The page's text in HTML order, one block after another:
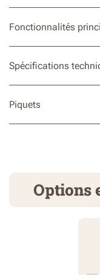
Fonctionnalités
Spécifications
Piquets
Options